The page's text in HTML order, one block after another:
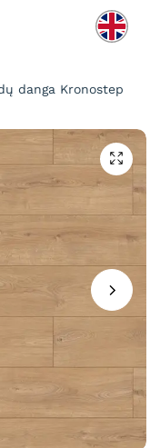
danga Kronostep